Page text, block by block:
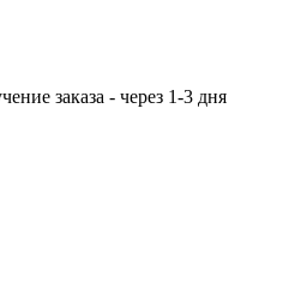
заказа - через 1-3 дня